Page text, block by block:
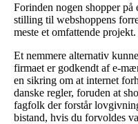
Forinden nogen shopper på
stilling til webshoppens
meste et omfattende projekt.
Et nemmere alternativ
firmaet er godkendt af e-
en sikring om at internet
danske regler, foruden at
fagfolk der forstår
bistand, hvis du forvoldes